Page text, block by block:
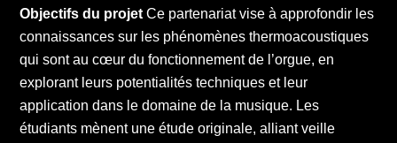
Objectifs du projet Ce partenariat vise à approfondir les
connaissances sur les phénomènes thermoacoustiques
qui sont au cœur du fonctionnement de l’orgue, en
explorant leurs potentialités techniques et leur
application dans le domaine de la musique. Les
étudiants mènent une étude originale, alliant veille